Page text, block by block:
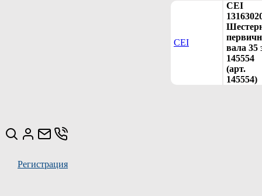
CEI
CEI
вала 35
145554
(арт.
145554)
Регистрация